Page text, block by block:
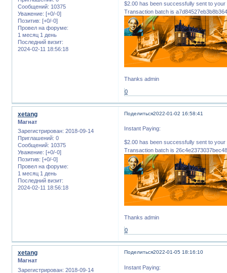
Сообщений: 10375
Уважение: [+0/-0]
Позитив: [+0/-0]
Провел на форуме:
1 месяц 1 день
Последний визит:
2024-02-11 18:56:18
$2.00 has been successfully sent to
Transaction batch is
Thanks admin
0
Поделиться2022-01-02 16:58:41
xetang
Магнат
Зарегистрирован: 2018-09-14
Приглашений: 0
Сообщений: 10375
Уважение: [+0/-0]
Позитив: [+0/-0]
Провел на форуме:
1 месяц 1 день
Последний визит:
2024-02-11 18:56:18
Instant Paying:
$2.00 has been successfully sent to
Transaction batch is
Thanks admin
0
Поделиться2022-01-05 18:16:10
xetang
Магнат
Зарегистрирован: 2018-09-14
Instant Paying: